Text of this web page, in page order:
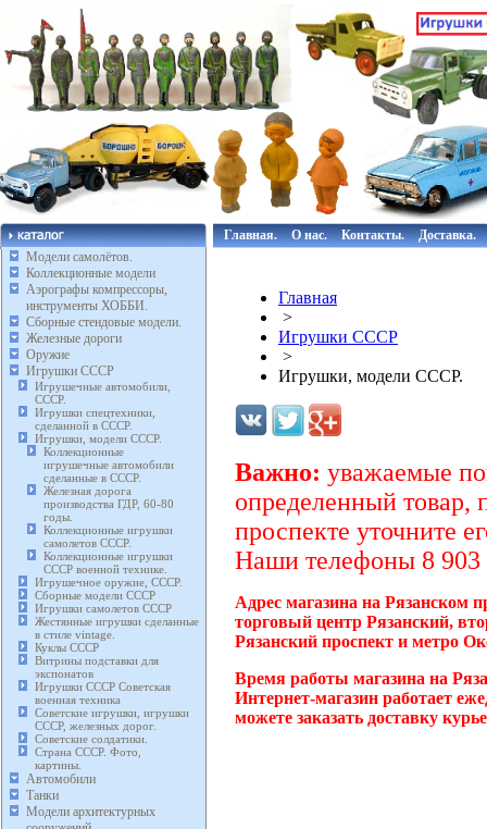
Модели самолётов.
Коллекционные модели
Аэрографы компрессоры,
инструменты ХОББИ.
Сборные стендовые модели.
Железные дороги
Оружие
Игрушки СССР
Игрушечные автомобили,
СССР.
Игрушки спецтехники,
сделанной в СССР.
Игрушки, модели СССР.
Коллекционные
игрушечные автомобили
сделанные в СССР.
Железная дорога
производства ГДР, 60-80
годы.
Коллекционные игрушки
самолетов СССР.
Коллекционные игрушки
СССР военной технике.
Игрушечное оружие, СССР.
Сборные модели СССР
Игрушки самолетов СССР
Жестянные игрушки сделанные
в стиле vintage.
Куклы СССР
Витрины подставки для
экспонатов
Игрушки СССР Советская
военная техника
Советские игрушки, игрушки
СССР, железных дорог.
Советские солдатики.
Страна СССР. Фото,
картины.
Автомобили
Танки
Модели архитектурных
Главная. О нас. Контакты. Доставка.
Главная
>
Игрушки СССР
>
Игрушки, модели СССР.
Важно: уважаемые
определенный товар,
проспекте уточните
Наши телефоны 8 903
Адрес магазина на Рязанском
торговый центр Рязанский,
Рязанский проспект и метро
Время работы магазина на
Интернет-магазин работает
можете заказать доставку